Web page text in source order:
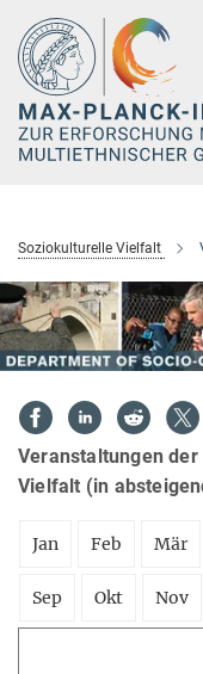
Hauptinhalt
Soziokulturelle Vielfalt
Veranstaltungen
Vielfalt (in
Jan Feb Mär
Sep Okt Nov